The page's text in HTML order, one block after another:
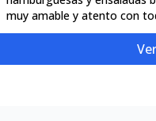
muy amable y atento con